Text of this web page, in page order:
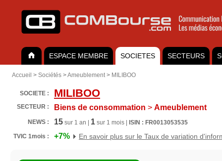
ESPACE MEMBRE SOCIETES SECTEURS
Accueil > Sociétés >Ameublement> MILIBOO
SOCIETE : MILIBOO
SECTEUR : Biens de consommation > Ameublement
NEWS : 15 sur 1 an | 1 sur 1 mois |
ISIN : FR0013053535
TVIC 1mois :
+7% En savoir plus sur le Taux de variation